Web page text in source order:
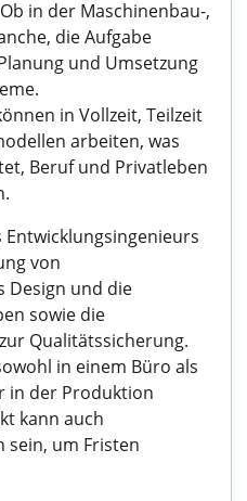
in der Maschinenbau-,
die Aufgabe
und Umsetzung
in Vollzeit, Teilzeit
arbeiten, was
Beruf und Privatleben
von
Design und die
sowie die
Qualitätssicherung.
in einem Büro als
in der Produktion
kann auch
um Fristen